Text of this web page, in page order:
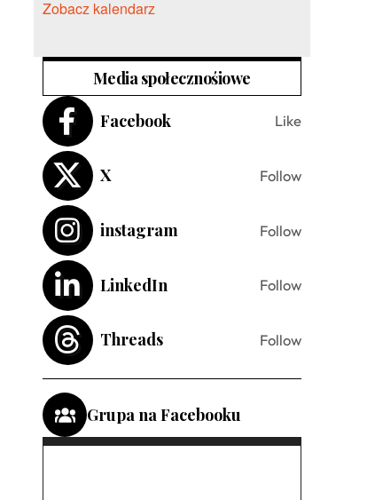
Zobacz kalendarz
Media społecznośiowe
Facebook
Like
X Follow
instagram Follow
LinkedIn Follow
Threads Follow
Grupa na Facebooku